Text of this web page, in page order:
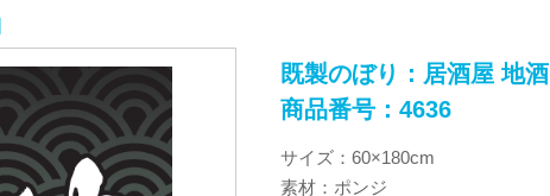
既製のぼり：居酒屋 地酒
商品番号：4636
サイズ：60×180cm
素材：ポンジ